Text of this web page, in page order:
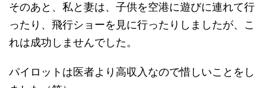
そのあと、私と妻は、子供を空港に遊びに連れて行
ったり、飛行ショーを見に行ったりしましたが、こ
れは成功しませんでした。
パイロットは医者より高収入なので惜しいことをし